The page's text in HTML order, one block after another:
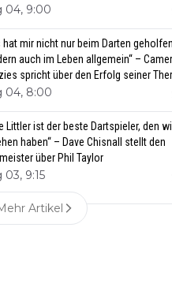
04, 9:00
hat mir nicht nur beim Darten
auch im Leben allgemein“ –
spricht über den Erfolg seiner
04, 8:00
Littler ist der beste Dartspieler, den
haben“ – Dave Chisnall stellt den
über Phil Taylor
03, 9:15
Artikel